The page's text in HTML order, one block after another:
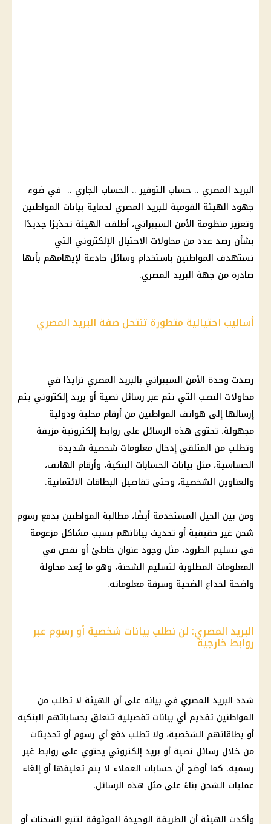
البريد المصري .. حساب التوفير.. الحساب الجاري .. في ضوء
جهود الهيئة القومية للبريد المصري لحماية بيانات المواطنين
وتعزيز منظومة الأمن السيبراني، أطلقت الهيئة تحذيرًا جديدًا
بشأن رصد عدد من محاولات الاحتيال الإلكتروني التي
تستهدف المواطنين باستخدام وسائل خادعة لإيهامهم بأنها
صادرة من جهة البريد المصري.
أساليب احتيالية متطورة تنتحل صفة البريد المصري
رصدت وحدة الأمن السيبراني بالبريد المصري تزايدًا في
محاولات النصب التي تتم عبر رسائل نصية أو بريد إلكتروني يتم
إرسالها إلى هواتف المواطنين من أرقام محلية ودولية
مجهولة. تحتوي هذه الرسائل على روابط إلكترونية مزيفة
وتطلب من المتلقي إدخال معلومات شخصية شديدة
الحساسية، مثل بيانات الحسابات البنكية، وأرقام الهاتف،
والعناوين الشخصية، وحتى تفاصيل البطاقات الائتمانية.
ومن بين الحيل المستخدمة أيضًا، مطالبة المواطنين بدفع رسوم
شحن غير حقيقية أو تحديث بياناتهم بسبب مشاكل مزعومة
في تسليم الطرود، مثل وجود عنوان خاطئ أو نقص في
المعلومات المطلوبة لتسليم الشحنة، وهو ما يُعد محاولة
واضحة لخداع الضحية وسرقة معلوماته.
البريد المصري: لن نطلب بيانات شخصية أو رسوم عبر
روابط خارجية
شدد البريد المصري في بيانه على أن الهيئة لا تطلب من
المواطنين تقديم أي بيانات تفصيلية تتعلق بحساباتهم البنكية
أو بطاقاتهم الشخصية، ولا تطلب دفع أي رسوم أو تحديثات
من خلال رسائل نصية أو بريد إلكتروني يحتوي على روابط غير
رسمية. كما أوضح أن حسابات العملاء لا يتم تعليقها أو إلغاء
عمليات الشحن بناءً على مثل هذه الرسائل.
وأكدت الهيئة أن الطريقة الوحيدة الموثوقة لتتبع الشحنات أو